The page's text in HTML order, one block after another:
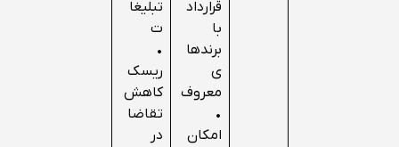
قرارداد
با
برندها
ی
معروف
•
امکان
تبلیغا
ت
•
ریسک
کاهش
تقاضا
در